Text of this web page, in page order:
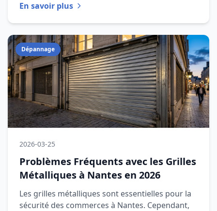
En savoir plus
Dépannage
2026-03-25
Problèmes Fréquents avec les Grilles
Métalliques à Nantes en 2026
Les grilles métalliques sont essentielles pour la
sécurité des commerces à Nantes. Cependant,